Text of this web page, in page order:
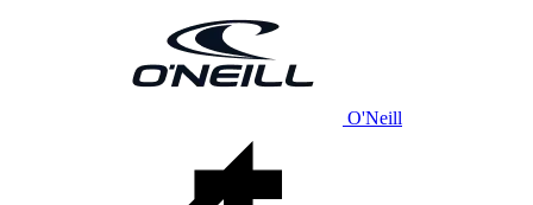
O'Neill